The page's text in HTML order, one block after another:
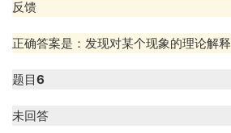
反馈
正确答案是：发现对某个现象的理论解释
题目6
未回答